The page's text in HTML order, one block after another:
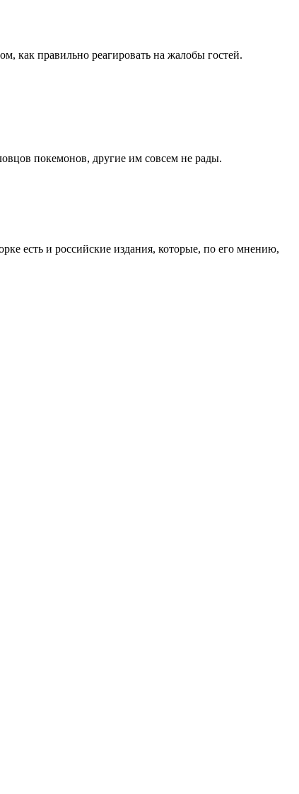
как правильно реагировать на жалобы гостей.
покемонов, другие им совсем не рады.
есть и российские издания, которые, по его мнению,